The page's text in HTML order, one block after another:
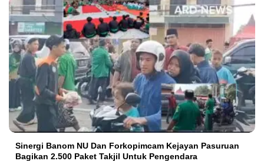
Sinergi Banom NU Dan Forkopimcam Kejayan Pasuruan
Bagikan 2.500 Paket Takjil Untuk Pengendara